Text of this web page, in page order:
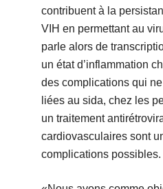
contribuent à la
VIH en permettant au
parle alors de
un état d’inflammation
des complications qui
liées au sida, chez les
un traitement
cardiovasculaires sont
complications possibles.